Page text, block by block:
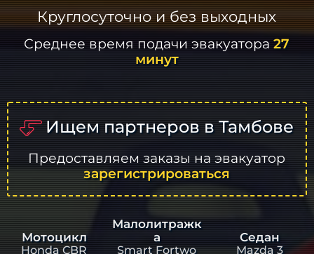
Круглосуточно и без выходных
Среднее время подачи эвакуатора27
минут
Ищем партнеров в Тамбове
Предоставляем заказы на эвакуатор
зарегистрироваться
Мотоцикл
Honda CBR
Малолитражк
а
Smart Fortwo
Седан
Mazda 3